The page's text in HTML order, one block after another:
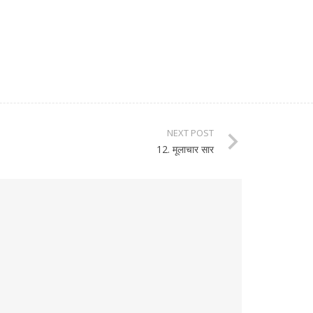
NEXT POST
12. मूलाचार सार